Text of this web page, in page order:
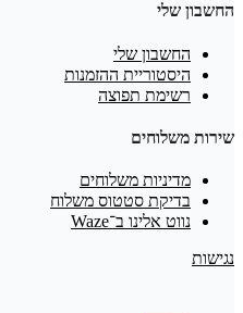
החשבון שלי
החשבון שלי
היסטוריית ההזמנות
רשימת תפוצה
שירות משלוחים
מדיניות משלוחים
בדיקת סטטוס משלוח
נווט אלינו ב־Waze
נגישות